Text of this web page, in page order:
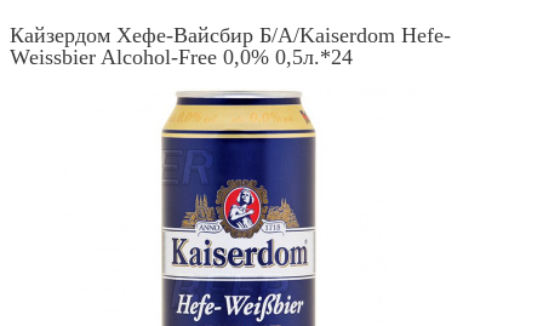
Кайзердом Хефе-Вайсбир Б/А/Kaiserdom Hefe-
Weissbier Alcohol-Free 0,0% 0,5л.*24